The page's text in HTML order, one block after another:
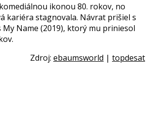
ikonou 80. rokov, no
kariéra stagnovala. Návrat prišiel s
Name (2019), ktorý mu priniesol
Zdroj: ebaumsworld | topdesat